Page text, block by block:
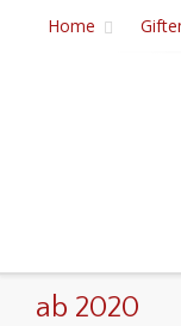
Home
ab 2020